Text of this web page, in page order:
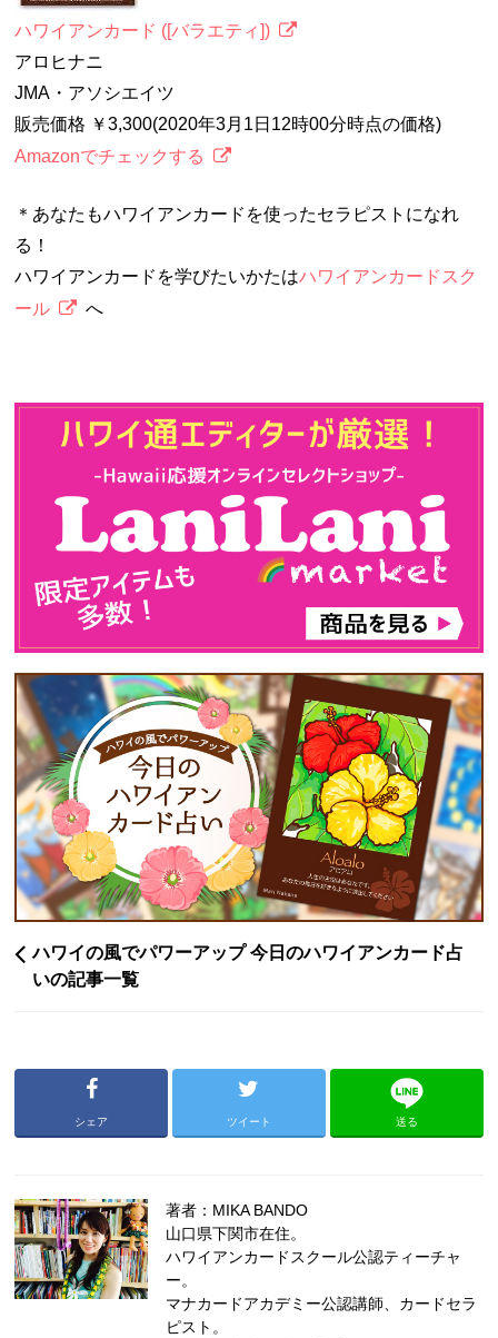
ハワイアンカード ([バラエティ])
アロヒナニ
JMA・アソシエイツ
販売価格 ￥3,300(2020年3月1日12時00分時点の価格)
Amazonでチェックする
＊あなたもハワイアンカードを使ったセラピストになれ
る！
ハワイアンカードを学びたいかたはハワイアンカードスク
ール
へ
ハワイの風でパワーアップ 今日のハワイアンカード占
いの記事一覧
シェア ツイート 送る
著者：MIKA BANDO
山口県下関市在住。
ハワイアンカードスクール公認ティーチャ
ー。
マナカードアカデミー公認講師、カードセラ
ピスト。